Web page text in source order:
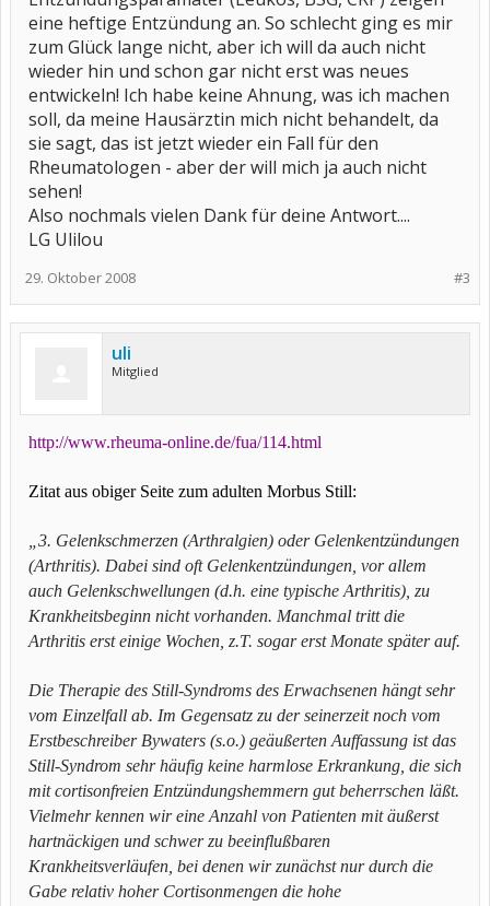
eine heftige Entzündung an. So schlecht ging es mir
zum Glück lange nicht, aber ich will da auch nicht
wieder hin und schon gar nicht erst was neues
entwickeln! Ich habe keine Ahnung, was ich machen
soll, da meine Hausärztin mich nicht behandelt, da
sie sagt, das ist jetzt wieder ein Fall für den
Rheumatologen - aber der will mich ja auch nicht
sehen!
Also nochmals vielen Dank für deine Antwort....
LG Ulilou
#3
29. Oktober 2008
uli
Mitglied
http://www.rheuma-online.de/fua/114.html
Zitat aus obiger Seite zum adulten Morbus Still:
„3. Gelenkschmerzen (Arthralgien) oder Gelenkentzündungen
(Arthritis). Dabei sind oft Gelenkentzündungen, vor allem
auch Gelenkschwellungen (d.h. eine typische Arthritis), zu
Krankheitsbeginn nicht vorhanden. Manchmal tritt die
Arthritis erst einige Wochen, z.T. sogar erst Monate später auf.
Die Therapie des Still-Syndroms des Erwachsenen hängt sehr
vom Einzelfall ab. Im Gegensatz zu der seinerzeit noch vom
Erstbeschreiber Bywaters (s.o.) geäußerten Auffassung ist das
Still-Syndrom sehr häufig keine harmlose Erkrankung, die sich
mit cortisonfreien Entzündungshemmern gut beherrschen läßt.
Vielmehr kennen wir eine Anzahl von Patienten mit äußerst
hartnäckigen und schwer zu beeinflußbaren
Krankheitsverläufen, bei denen wir zunächst nur durch die
Gabe relativ hoher Cortisonmengen die hohe